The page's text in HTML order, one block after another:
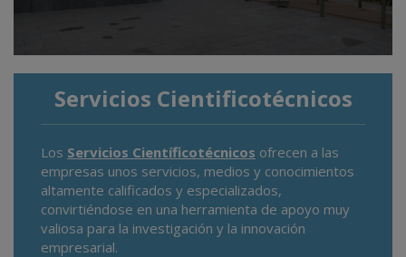
Servicios Cientificotécnicos
Los Servicios Científicotécnicos ofrecen a las
empresas unos servicios, medios y conocimientos
altamente calificados y especializados,
convirtiéndose en una herramienta de apoyo muy
valiosa para la investigación y la innovación
empresarial.